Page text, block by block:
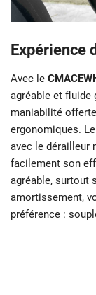
Expérience
Avec le
agréable et fluide
maniabilité
ergonomiques.
avec le dérailleur
facilement son
agréable, surtout
amortissement,
préférence :